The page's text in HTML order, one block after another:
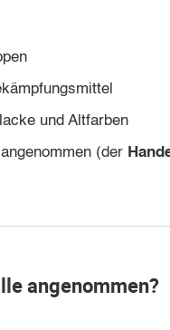
und Altfarben
(der
angenommen?